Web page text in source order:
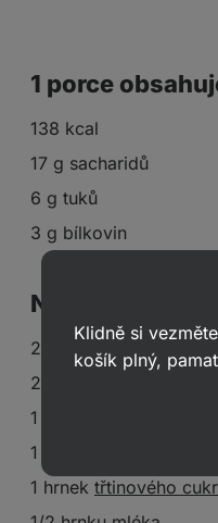
1 porce
138 kcal
17 g sacharidů
6 g tuků
3 g bílkovin
Na 16 porcí
2 hrnky špaldové
2 vejce
1 hrnek dýňového pyré
1 hrnek
1 hrnek třtinového
Klidně si
košík plný,